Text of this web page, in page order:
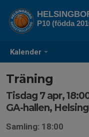
Kalender
P10 (födda
Träning
Tisdag 7 apr,
GA-hallen,
Samling: 18:00